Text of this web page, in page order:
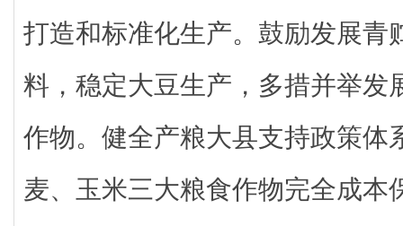
打造和标准化生产。鼓励发展青
料，稳定大豆生产，多措并举发
作物。健全产粮大县支持政策体
麦、玉米三大粮食作物完全成本